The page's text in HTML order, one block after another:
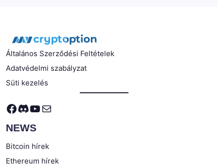
Általános Szerződési Feltételek
Adatvédelmi szabályzat
Süti kezelés
Facebook
Discord
YouTube
Mail
NEWS
Bitcoin hírek
Ethereum hírek